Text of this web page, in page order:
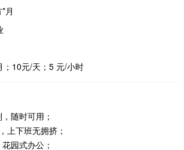
月
；10元/天；5 元/小时
随时可用；
上下班无拥挤；
园式办公；